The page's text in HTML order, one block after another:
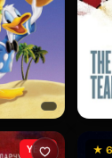
YENİ ★